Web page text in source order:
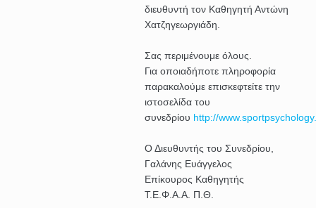
διευθυντή τον Καθηγητή Αντώνη
Χατζηγεωργιάδη.
Σας περιμένουμε όλους.
Για οποιαδήποτε πληροφορία
παρακαλούμε επισκεφτείτε την
ιστοσελίδα του
συνεδρίου http://
Ο Διευθυντής του Συνεδρίου,
Γαλάνης Ευάγγελος
Επίκουρος Καθηγητής
Τ.Ε.Φ.Α.Α. Π.Θ.